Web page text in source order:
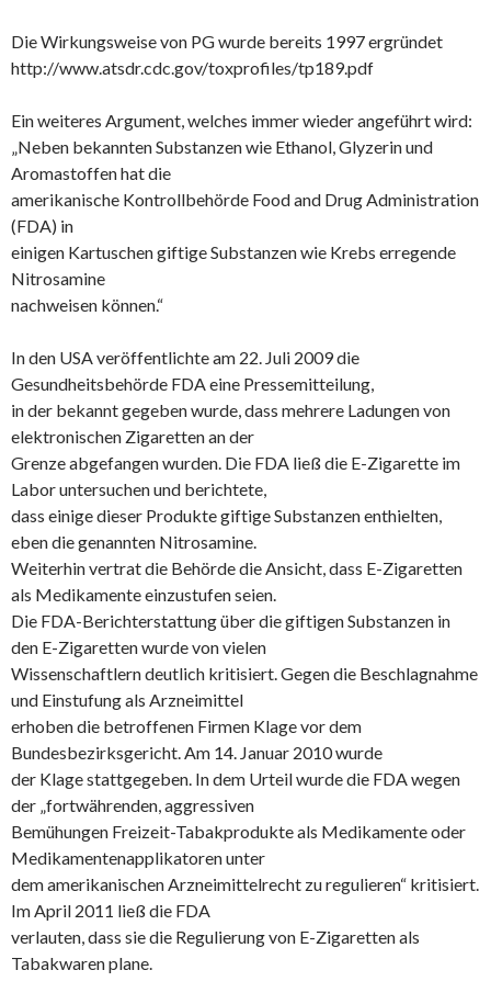
Die Wirkungsweise von PG wurde bereits 1997 ergründet
http://www.atsdr.cdc.gov/toxprofiles/tp189.pdf
Ein weiteres Argument, welches immer wieder angeführt wird:
„Neben bekannten Substanzen wie Ethanol, Glyzerin und
Aromastoffen hat die
amerikanische Kontrollbehörde Food and Drug Administration
(FDA) in
einigen Kartuschen giftige Substanzen wie Krebs erregende
Nitrosamine
nachweisen können.“
In den USA veröffentlichte am 22. Juli 2009 die
Gesundheitsbehörde FDA eine Pressemitteilung,
in der bekannt gegeben wurde, dass mehrere Ladungen von
elektronischen Zigaretten an der
Grenze abgefangen wurden. Die FDA ließ die E-Zigarette im
Labor untersuchen und berichtete,
dass einige dieser Produkte giftige Substanzen enthielten,
eben die genannten Nitrosamine.
Weiterhin vertrat die Behörde die Ansicht, dass E-Zigaretten
als Medikamente einzustufen seien.
Die FDA-Berichterstattung über die giftigen Substanzen in
den E-Zigaretten wurde von vielen
Wissenschaftlern deutlich kritisiert. Gegen die Beschlagnahme
und Einstufung als Arzneimittel
erhoben die betroffenen Firmen Klage vor dem
Bundesbezirksgericht. Am 14. Januar 2010 wurde
der Klage stattgegeben. In dem Urteil wurde die FDA wegen
der „fortwährenden, aggressiven
Bemühungen Freizeit-Tabakprodukte als Medikamente oder
Medikamentenapplikatoren unter
dem amerikanischen Arzneimittelrecht zu regulieren“ kritisiert.
Im April 2011 ließ die FDA
verlauten, dass sie die Regulierung von E-Zigaretten als
Tabakwaren plane.